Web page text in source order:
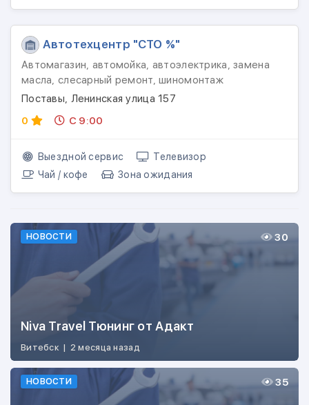
Автотехцентр "СТО %"
Автомагазин, автомойка, автоэлектрика, замена
масла, слесарный ремонт, шиномонтаж
Поставы, Ленинская улица 157
0
С 9:00
Выездной сервис
Телевизор
Чай / кофе
Зона ожидания
НОВОСТИ
Niva Travel Тюнинг от Адакт
Витебск | 2 месяца назад
30
НОВОСТИ 35